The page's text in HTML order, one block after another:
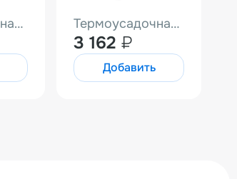
Термоусадочная пленка ПОФ Hualian (400мм 12,5мк 1000м) Термоусадочная пленка ПОФ Hualian (450мм 12,5мк 1000м)
3 162 ₽
Добавить